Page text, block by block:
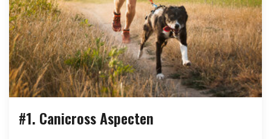
#1. Canicross Aspecten